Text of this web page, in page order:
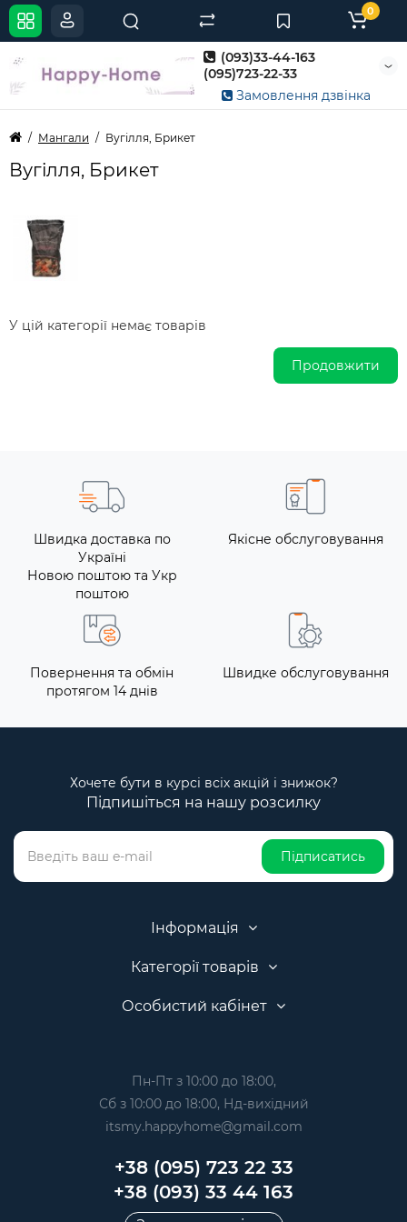
(093)33-44-163
(095)723-22-33
Замовлення дзвінка
0
Мангали Вугілля, Брикет
Вугілля, Брикет
У цій категорії немає товарів
Продовжити
Швидка доставка по
Україні
Новою поштою та Укр
поштою
Якісне обслуговування
Повернення та обмін
протягом 14 днів
Швидке обслуговування
Хочете бути в курсі всіх акцій і знижок?
Підпишіться на нашу розсилку
Підписатись
Інформація
Категорії товарів
Особистий кабінет
Пн-Пт з 10:00 до 18:00,
Сб з 10:00 до 18:00, Нд-вихідний
itsmy.happyhome@gmail.com
+38 (095) 723 22 33
+38 (093) 33 44 163